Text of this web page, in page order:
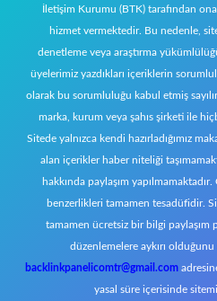
İletişim Kurumu (BTK) tarafından
hizmet vermektedir. Bu nedenle,
denetleme veya araştırma
üyelerimiz yazdıkları içeriklerin
olarak bu sorumluluğu kabul etmiş
marka, kurum veya şahıs şirketi ile
Sitede yalnızca kendi hazırladığımız
alan içerikler haber niteliği
hakkında paylaşım
benzerlikleri tamamen tesadüfidir.
tamamen ücretsiz bir bilgi paylaşım
düzenlemelere aykırı
backlinkpanelicomtr@gmail.com
yasal süre içerisinde